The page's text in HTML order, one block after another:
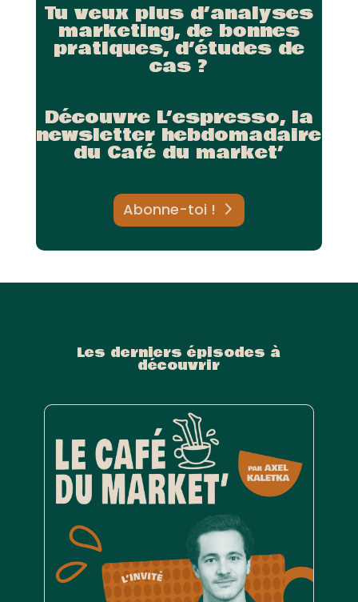
Tu veux plus d’analyses
marketing, de bonnes
pratiques, d’études de
cas ?
Découvre L’espresso, la
newsletter hebdomadaire
du Café du market’
Abonne-toi !
Les derniers épisodes à
découvrir